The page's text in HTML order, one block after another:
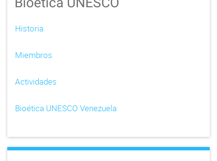
Historia
Miembros
Actividades
Bioética UNESCO Venezuela